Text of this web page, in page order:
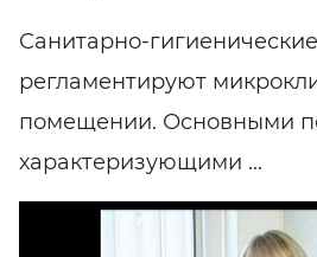
Санитарно-
регламентируют
помещении. Основными
характеризующими ...